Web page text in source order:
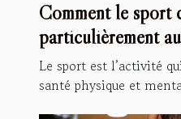
Comment le sport
particulièrement
personnel ?
Le sport est l’activité
santé physique et